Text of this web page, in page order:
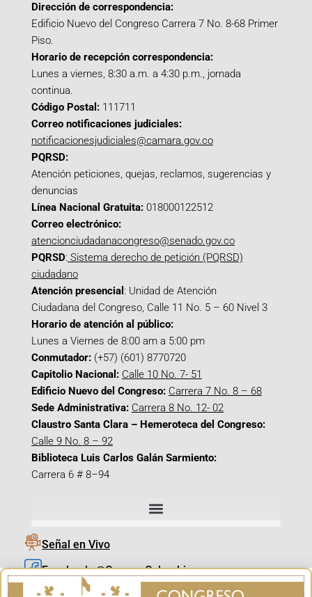
Dirección de correspondencia:
Edificio Nuevo del Congreso Carrera 7 No. 8-68 Primer
Piso.
Horario de recepción correspondencia:
Lunes a viernes, 8:30 a.m. a 4:30 p.m., jornada
continua.
Código Postal: 111711
Correo notificaciones judiciales:
notificacionesjudiciales@camara.gov.co
PQRSD:
Atención peticiones, quejas, reclamos, sugerencias y
denuncias
Línea Nacional Gratuita: 018000122512
Correo electrónico:
atencionciudadanacongreso@senado.gov.co
PQRSD: Sistema derecho de petición (PQRSD)
ciudadano
Atención presencial : Unidad de Atención
Ciudadana del Congreso, Calle 11 No. 5 – 60 Nivel 3
Horario de atención al público:
Lunes a Viernes de 8:00 am a 5:00 pm
Conmutador: (+57) (601) 8770720
Capitolio Nacional: Calle 10 No. 7- 51
Edificio Nuevo del Congreso: Carrera 7 No. 8 – 68
Sede Administrativa: Carrera 8 No. 12- 02
Claustro Santa Clara – Hemeroteca del Congreso:
Calle 9 No. 8 – 92
Biblioteca Luis Carlos Galán Sarmiento:
Carrera 6 # 8–94
Señal en Vivo
Facebook_@CamaraColombia